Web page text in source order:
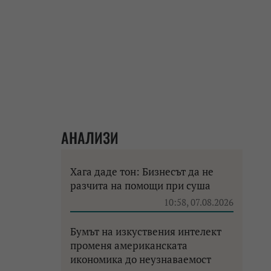
АНАЛИЗИ
Хага даде тон: Бизнесът да не
разчита на помощи при суша
10:58, 07.08.2026
Бумът на изкуствения интелект
променя американската
икономика до неузнаваемост